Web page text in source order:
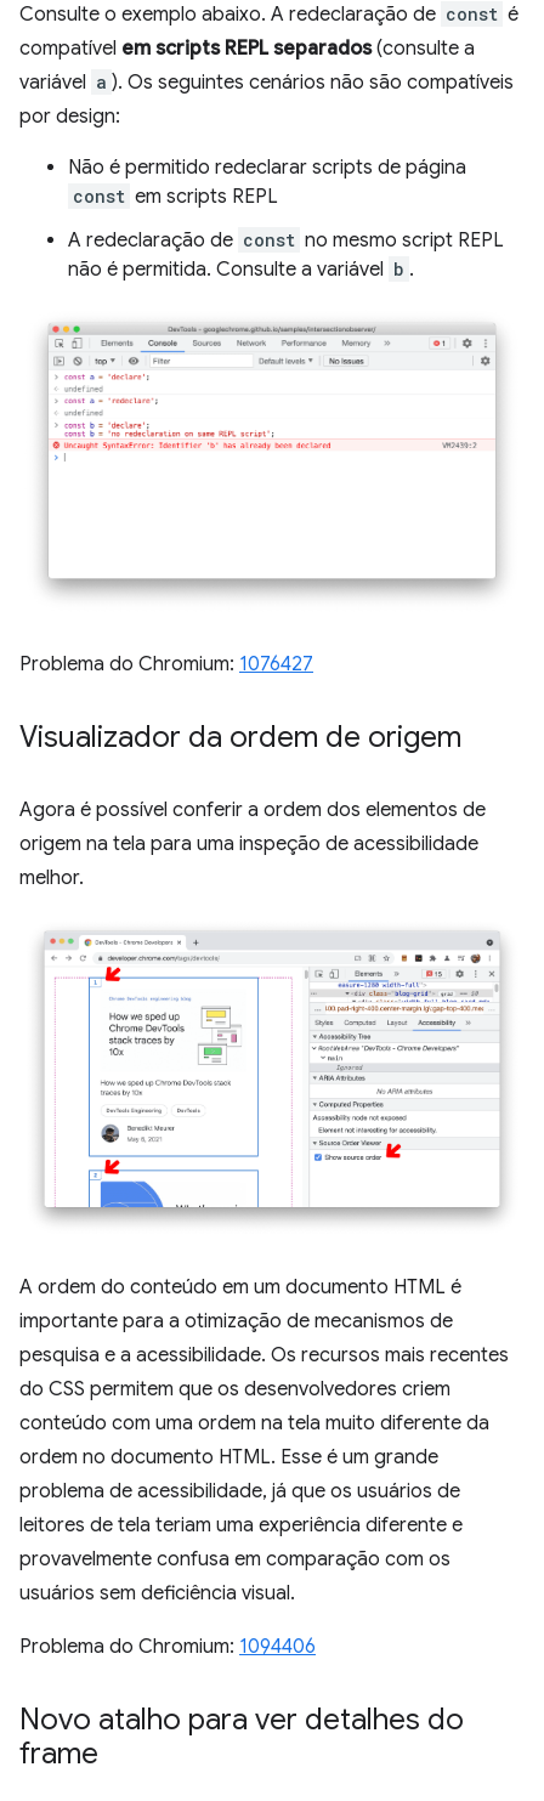
Consulte o exemplo abaixo. A redeclaração de const é
compatível em scripts REPL separados(consulte a
variável a ). Os seguintes cenários não são compatíveis
por design:
Não é permitido redeclarar scripts de página
const em scripts REPL
A redeclaração de const no mesmo script REPL
não é permitida. Consulte a variável b .
Problema do Chromium: 1076427
Visualizador da ordem de origem
Agora é possível conferir a ordem dos elementos de
origem na tela para uma inspeção de acessibilidade
melhor.
A ordem do conteúdo em um documento HTML é
importante para a otimização de mecanismos de
pesquisa e a acessibilidade. Os recursos mais recentes
do CSS permitem que os desenvolvedores criem
conteúdo com uma ordem na tela muito diferente da
ordem no documento HTML. Esse é um grande
problema de acessibilidade, já que os usuários de
leitores de tela teriam uma experiência diferente e
provavelmente confusa em comparação com os
usuários sem deficiência visual.
Problema do Chromium: 1094406
Novo atalho para ver detalhes do
frame